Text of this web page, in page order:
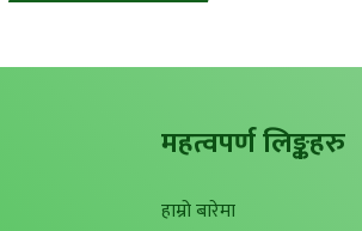
महत्वपर्ण लिङ्कहरु
हाम्रो बारेमा